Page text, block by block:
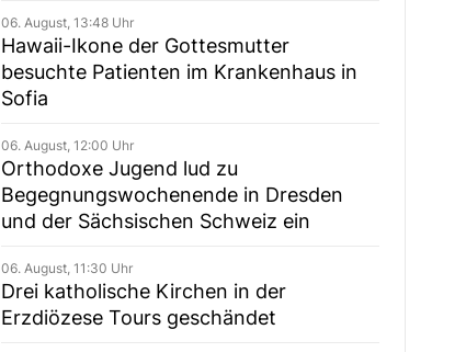
06. August, 13:48 Uhr
Hawaii-Ikone der Gottesmutter
besuchte Patienten im Krankenhaus in
Sofia
06. August, 12:00 Uhr
Orthodoxe Jugend lud zu
Begegnungswochenende in Dresden
und der Sächsischen Schweiz ein
06. August, 11:30 Uhr
Drei katholische Kirchen in der
Erzdiözese Tours geschändet